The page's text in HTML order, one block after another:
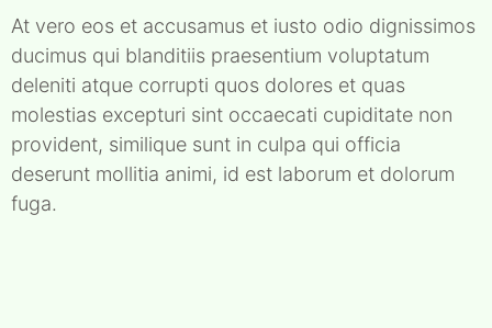
At vero eos et accusamus et iusto odio dignissimos
ducimus qui blanditiis praesentium voluptatum
deleniti atque corrupti quos dolores et quas
molestias excepturi sint occaecati cupiditate non
provident, similique sunt in culpa qui officia
deserunt mollitia animi, id est laborum et dolorum
fuga.